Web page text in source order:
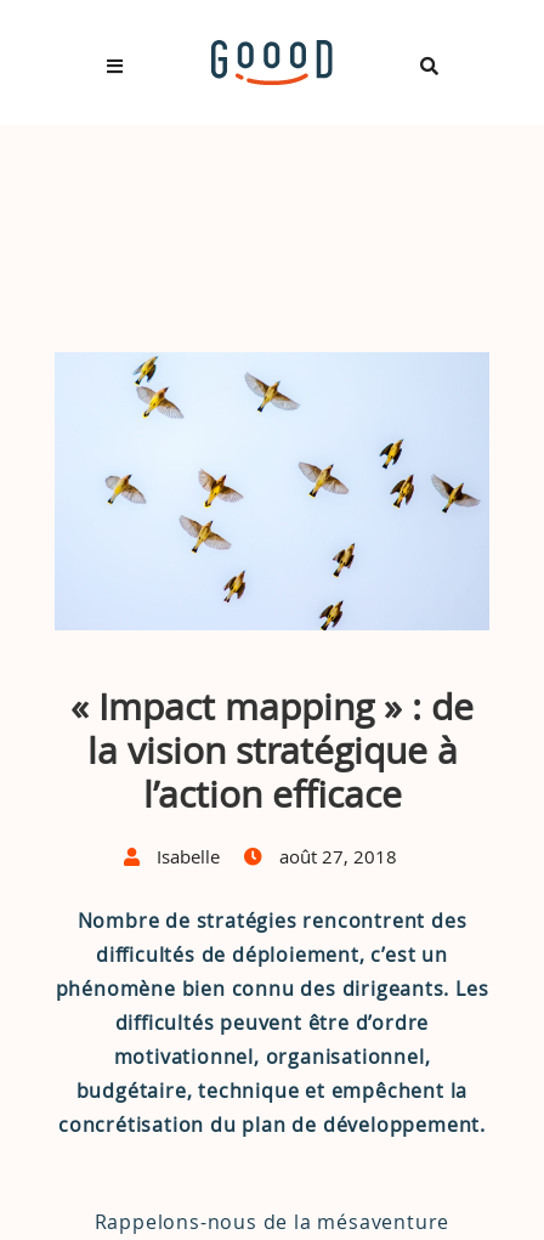
« Impact mapping » : de
la vision stratégique à
l’action efficace
Isabelle août 27, 2018
Nombre de stratégies rencontrent des
difficultés de déploiement, c’est un
phénomène bien connu des dirigeants. Les
difficultés peuvent être d’ordre
motivationnel, organisationnel,
budgétaire, technique et empêchent la
concrétisation du plan de développement.
Rappelons-nous de la mésaventure